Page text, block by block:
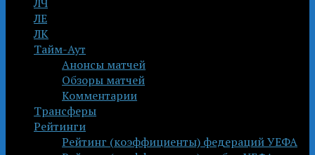
ЛЕ
ЛК
Тайм-Аут
Анонсы матчей
Обзоры матчей
Комментарии
Трансферы
Рейтинги
Рейтинг (коэффициенты) федераций УЕФА